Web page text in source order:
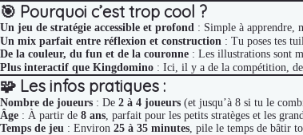
🎯 Pourquoi c’est trop cool ?
Un jeu de stratégie accessible et profond : Simple à apprendre,
Un mix parfait entre réflexion et construction : Tu poses tes
De la couleur, du fun et de la couronne : Les illustrations sont
Plus interactif que Kingdomino : Ici, il y a de la compétition,
🧩 Les infos pratiques :
Nombre de joueurs : De 2 à 4 joueurs (et jusqu’à 8 si tu le
Âge : À partir de 8 ans, parfait pour les petits stratèges et les
Temps de jeu : Environ 25 à 35 minutes, pile le temps de bâtir